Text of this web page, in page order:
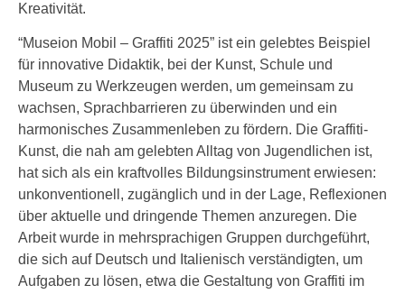
Kreativität.
“Museion Mobil – Graffiti 2025” ist ein gelebtes Beispiel
für innovative Didaktik, bei der Kunst, Schule und
Museum zu Werkzeugen werden, um gemeinsam zu
wachsen, Sprachbarrieren zu überwinden und ein
harmonisches Zusammenleben zu fördern. Die Graffiti-
Kunst, die nah am gelebten Alltag von Jugendlichen ist,
hat sich als ein kraftvolles Bildungsinstrument erwiesen:
unkonventionell, zugänglich und in der Lage, Reflexionen
über aktuelle und dringende Themen anzuregen. Die
Arbeit wurde in mehrsprachigen Gruppen durchgeführt,
die sich auf Deutsch und Italienisch verständigten, um
Aufgaben zu lösen, etwa die Gestaltung von Graffiti im